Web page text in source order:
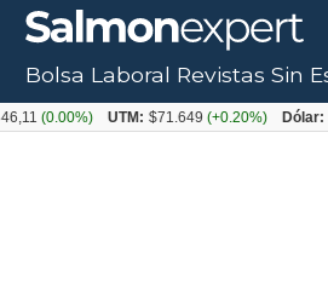
Bolsa Laboral Revistas Sin
UTM: $71.649(+0.20%) Dólar: